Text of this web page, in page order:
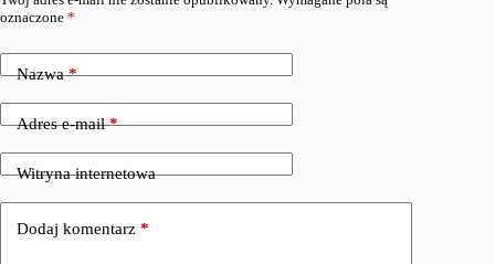
oznaczone *
Nazwa*
Adres e-mail*
Witryna internetowa
Dodaj komentarz *